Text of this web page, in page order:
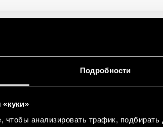
Подробности
анализировать трафик, подбирать
manual actuator for Bliss2